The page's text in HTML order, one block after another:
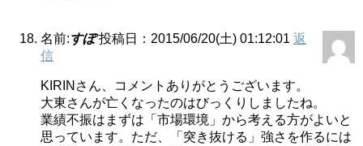
名前:すぽ 投稿日：2015/06/20(土) 01:12:01 返
信
KIRINさん、コメントありがとうございます。
大東さんが亡くなったのはびっくりしましたね。
業績不振はまずは「市場環境」から考える方がよいと
思っています。ただ、「突き抜ける」強さを作るには